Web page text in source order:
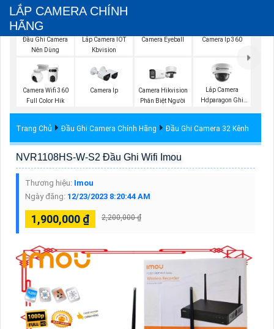
LẮP CAMERA CHÍNH
HÃNG
Đầu Ghi Camera
Nên Dùng
Lắp Camera IOT
Kbvision
Camera Eyeball Camera Ip 360
Camera Wifi 360
Full Color Hik
Camera Ip
Camera Hikvision
Phân Biệt Người
Lắp Camera
Hdparagon Ghi
Trang Chủ Đầu Ghi Camera Chính Hãng Đầu Ghi Camera 32 Kênh
NVR1108HS-W-S2 Đầu Ghi Wifi Imou
Thương hiệu: Imou
Ngày đăng: 12/23/2023 8:20:44 AM
1,900,000 ₫ 2,200,000 ₫